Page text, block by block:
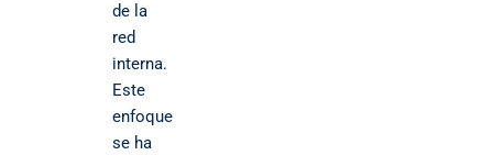
de la
red
interna.
Este
enfoque
se ha